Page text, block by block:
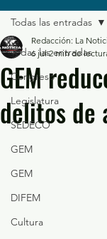
Todas las entradas
Congreso
Legislatura
SEDECO
GEM
GEM
DIFEM
Cultura
Todas las entradas
GEM
delitos de
Redacción: La
6 jul 2 min de